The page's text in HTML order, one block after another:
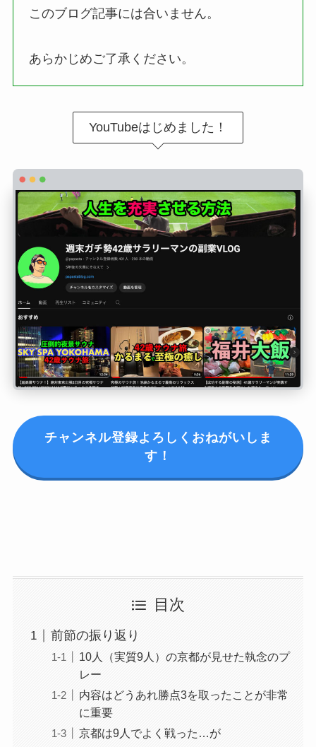
このブログ記事には合いません。
あらかじめご了承ください。
YouTubeはじめました！
チャンネル登録よろしくおねがいしま
す！
目次
前節の振り返り
10人（実質9人）の京都が見せた執念のプ
レー
内容はどうあれ勝点3を取ったことが非常
に重要
京都は9人でよく戦った…が